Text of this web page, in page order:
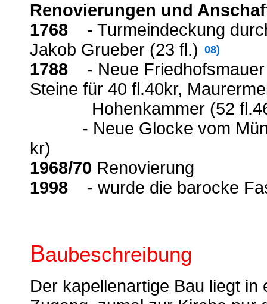
Renovierungen und
1768
- Turmeindeckung
Jakob Grueber (23 fl.) 08)
1788
- Neue
Steine für 40 fl.40kr,
Hohenkammer (52
- Neue Glocke vom
kr)
1968/70 Renovierung
1998 - wurde die barocke
Baubeschreibung
Der kapellenartige Bau liegt